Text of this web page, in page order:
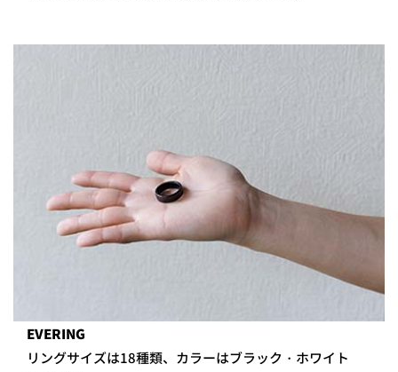
EVERING
リングサイズは18種類、カラーはブラック・ホワイト